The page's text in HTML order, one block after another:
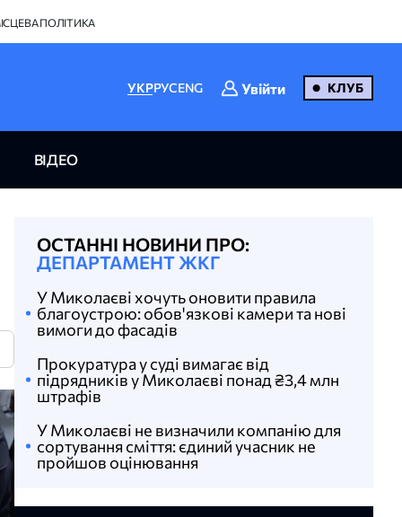
ПОЛІТИКА
УКРРУСENG Увійти КЛУБ
ВІДЕО
ОСТАННІ НОВИНИ ПРО:
ДЕПАРТАМЕНТ ЖКГ
У Миколаєві хочуть оновити правила
благоустрою: обов'язкові камери та нові
вимоги до фасадів
Прокуратура у суді вимагає від
підрядників у Миколаєві понад ₴3,4 млн
штрафів
У Миколаєві не визначили компанію для
сортування сміття: єдиний учасник не
пройшов оцінювання